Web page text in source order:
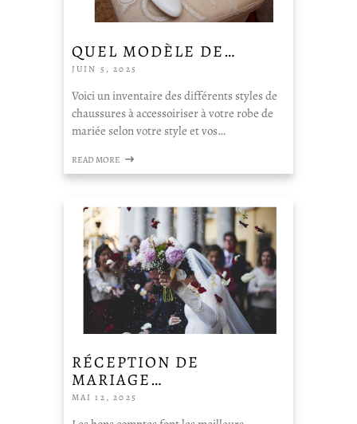
QUEL MODÈLE DE…
JUIN 5, 2025
Voici un inventaire des différents styles de
chaussures à accessoiriser à votre robe de
mariée selon votre style et vos…
READ MORE
RÉCEPTION DE
MARIAGE…
MAI 12, 2025